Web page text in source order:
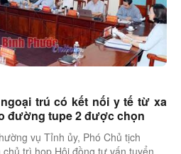
trú có kết nối y tế từ xa
đường tupe 2 được chọn
vụ Tỉnh ủy, Phó Chủ tịch